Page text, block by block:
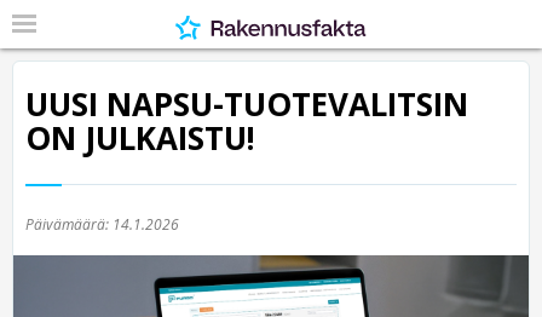
UUSI NAPSU-TUOTEVALITSIN
ON JULKAISTU!
Päivämäärä: 14.1.2026